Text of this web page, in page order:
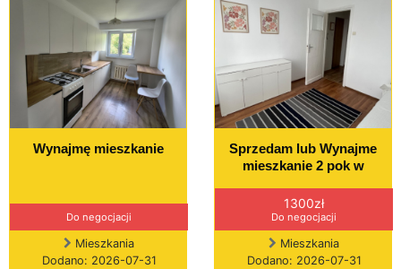
Wynajmę mieszkanie
Do negocjacji
Mieszkania
Dodano: 2026-07-31
Sprzedam lub Wynajme
mieszkanie 2 pok w
1300zł
Do negocjacji
Mieszkania
Dodano: 2026-07-31